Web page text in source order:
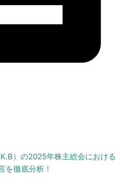
）の2025年株主総会における
を徹底分析！